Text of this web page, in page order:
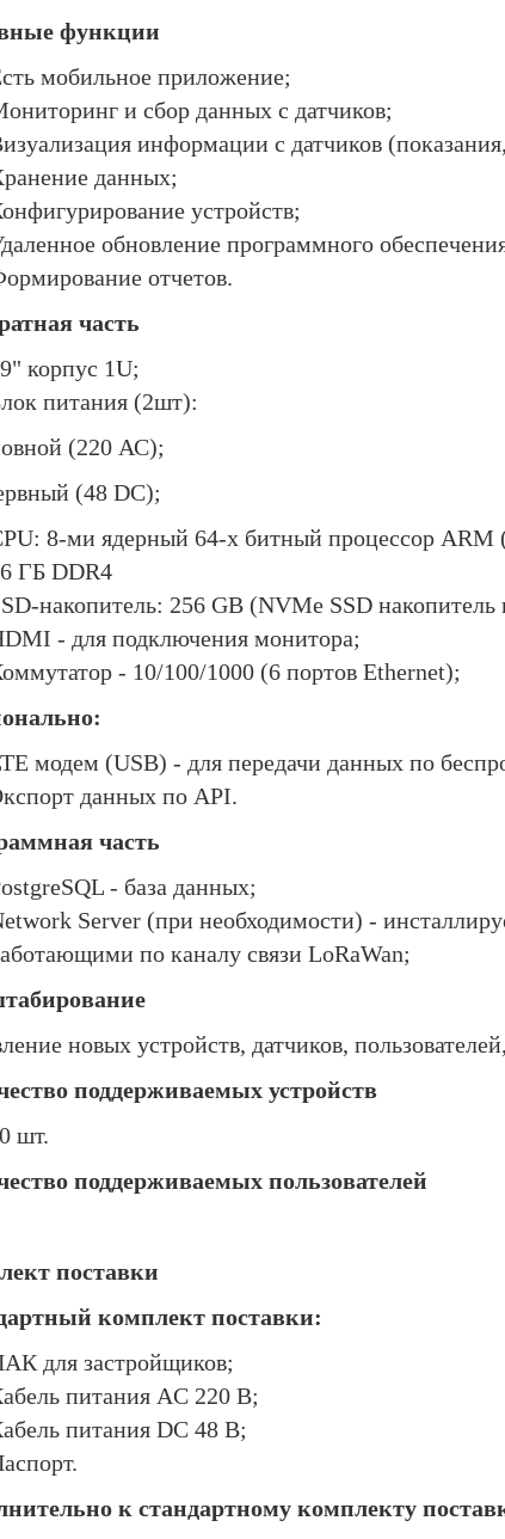
функции
мобильное приложение;
и сбор данных с датчиков;
информации с датчиков
данных;
устройств;
обновление программного
отчетов.
часть
корпус 1U;
питания (2шт):
(220 АС);
(48 DC);
8-ми ядерный 64-х битный процессор
ГБ DDR4
накопитель: 256 GB (NVMe SSD накопитель
- для подключения монитора;
- 10/100/1000 (6 портов Ethernet);
модем (USB) - для передачи данных по
данных по API.
часть
- база данных;
Server (при необходимости) -
по каналу связи LoRaWan;
новых устройств, датчиков,
поддерживаемых устройств
шт.
поддерживаемых пользователей
поставки
комплект поставки:
для застройщиков;
питания AC 220 В;
питания DC 48 В;
к стандартному комплекту